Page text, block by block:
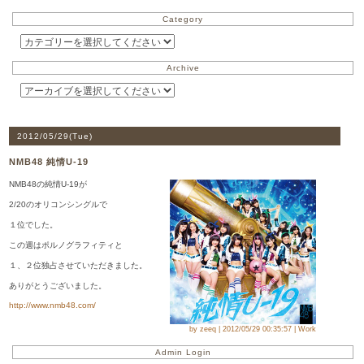
Category
Archive
2012/05/29(Tue)
NMB48 純情U-19
NMB48の純情U-19が
2/20のオリコンシングルで
１位でした。
この週はポルノグラフィティと
１、２位独占させていただきました。
ありがとうございました。
http://www.nmb48.com/
by zeeq | 2012/05/29 00:35:57 | Work
Admin Login